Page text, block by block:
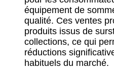
équipement de
qualité. Ces ventes
produits issus de
collections, ce qui
réductions
habituels du marché.